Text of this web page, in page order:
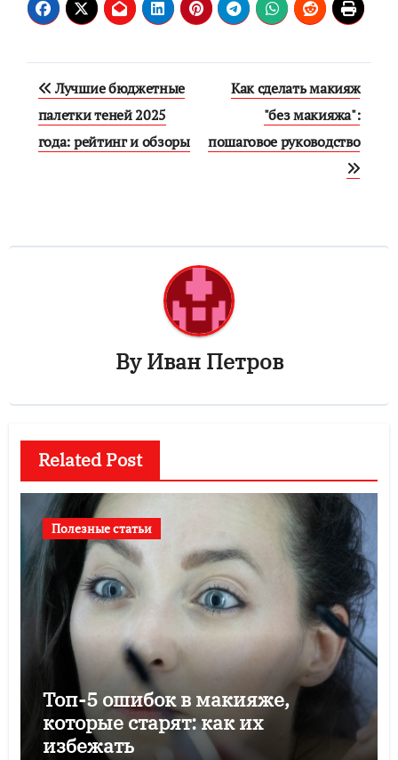
Навигация
по
записям
Лучшие бюджетные
палетки теней 2025
года: рейтинг и обзоры
Как сделать макияж
"без макияжа":
пошаговое руководство
ByИван Петров
Related Post
Полезные статьи
Топ-5 ошибок в макияже,
которые старят: как их
избежать